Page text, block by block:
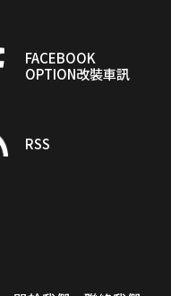
FACEBOOK
OPTION改裝車訊
RSS